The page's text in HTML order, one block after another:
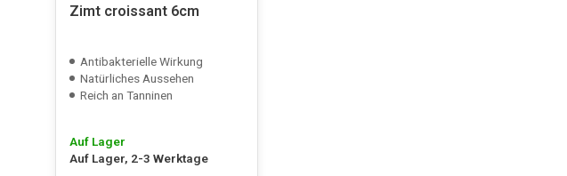
Zimt croissant 6cm
Antibakterielle Wirkung
Natürliches Aussehen
Reich an Tanninen
Auf Lager
Auf Lager, 2-3 Werktage